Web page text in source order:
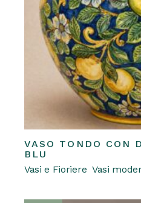
REQUEST
VASO TONDO CON
BLU
Vasi e Fioriere Vasi